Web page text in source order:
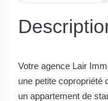
Votre agence Lair
une petite copropriété
un appartement de